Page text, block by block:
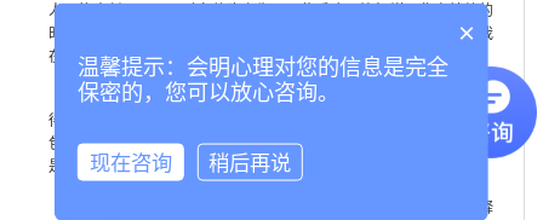
人子的责任。。。同时身体也产生了一些反应，比如说观焦虑情绪的
时候，在中间有一段时间我感觉浑身在颤抖，我对此的解释是可能我
在防御着某些事情，我害怕暴露自己。
对这个梦境的内观，到了说出对爸爸的内疚感之后，我的情绪就
得到了减轻。而本次内观结束的标志，应该是在我突然记起以前我钱
包里放着爸爸照片，其实我害怕的不是别人看我身份证上的照片，而
是害怕别人看出我对爸爸的内疚的情绪。
好了，到此这个释梦过程算是完成了，我在对这个梦的解释
×
温馨提示：会明心理对您的信息是完全
保密的，您可以放心咨询。
现在咨询 稍后再说